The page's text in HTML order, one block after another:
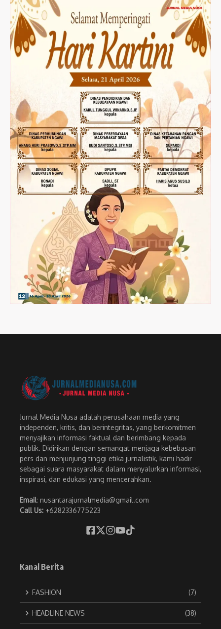
Jurnal Media Nusa adalah perusahaan media yang
independen, kritis, dan berintegritas, yang berkomitmen
menyajikan informasi faktual dan berimbang kepada
publik. Didirikan dengan semangat menjaga kebebasan
pers dan menjunjung tinggi etika jurnalistik, kami hadir
sebagai suara masyarakat dalam menyalurkan informasi,
inspirasi, dan edukasi yang mencerahkan.
Email: nusantarajurnalmedia@gmail.com
Call Us: +6282336775223
Kanal Berita
FASHION (7)
HEADLINE NEWS (38)